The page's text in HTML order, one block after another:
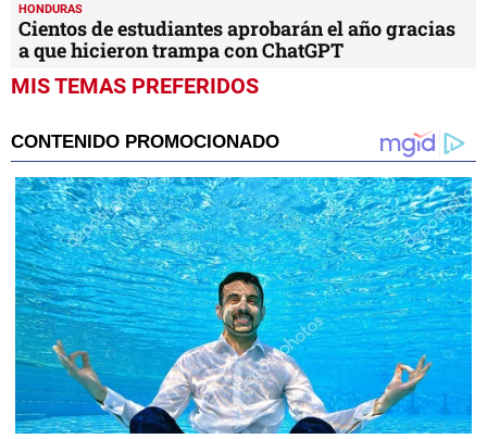
HONDURAS
Cientos de estudiantes aprobarán el año gracias
a que hicieron trampa con ChatGPT
MIS TEMAS PREFERIDOS